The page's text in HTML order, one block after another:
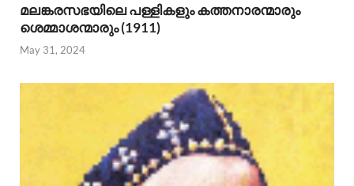
മലങ്കരസഭയിലെ പള്ളികളും കത്തനാരന്മാരും
ശെമ്മാശന്മാരും (1911)
May 31, 2024